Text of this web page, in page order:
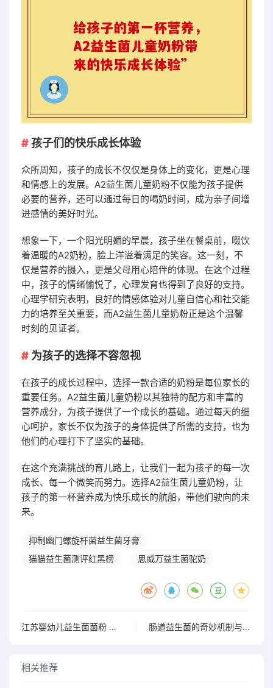
孩子们的快乐成长体验
众所周知，孩子的成长不仅仅是身体上的变化，更是心理
和情感上的发展。A2益生菌儿童奶粉不仅能为孩子提供
必要的营养，还可以通过每日的喝奶时间，成为亲子间增
进感情的美好时光。
想象一下，一个阳光明媚的早晨，孩子坐在餐桌前，啜饮
着温暖的A2奶粉，脸上洋溢着满足的笑容。这一刻，不
仅是营养的摄入，更是父母用心陪伴的体现。在这个过程
中，孩子的情绪愉悦了，心理发育也得到了良好的支持。
心理学研究表明，良好的情感体验对儿童自信心和社交能
力的培养至关重要，而A2益生菌儿童奶粉正是这个温馨
时刻的见证者。
为孩子的选择不容忽视
在孩子的成长过程中，选择一款合适的奶粉是每位家长的
重要任务。A2益生菌儿童奶粉以其独特的配方和丰富的
营养成分，为孩子提供了一个成长的基础。通过每天的细
心呵护，家长不仅为孩子的身体提供了所需的支持，也为
他们的心理打下了坚实的基础。
在这个充满挑战的育儿路上，让我们一起为孩子的每一次
成长、每一个微笑而努力。选择A2益生菌儿童奶粉，让
孩子的第一杯营养成为快乐成长的航船，带他们驶向的未
来。
抑制幽门螺旋杆菌益生菌牙膏
猫猫益生菌测评红黑榜
思威万益生菌驼奶
江苏婴幼儿益生菌菌粉 口感佳更受宝宝喜爱 肠道益生菌的奇妙机制与多重作用，开启你的身体新体验
相关推荐